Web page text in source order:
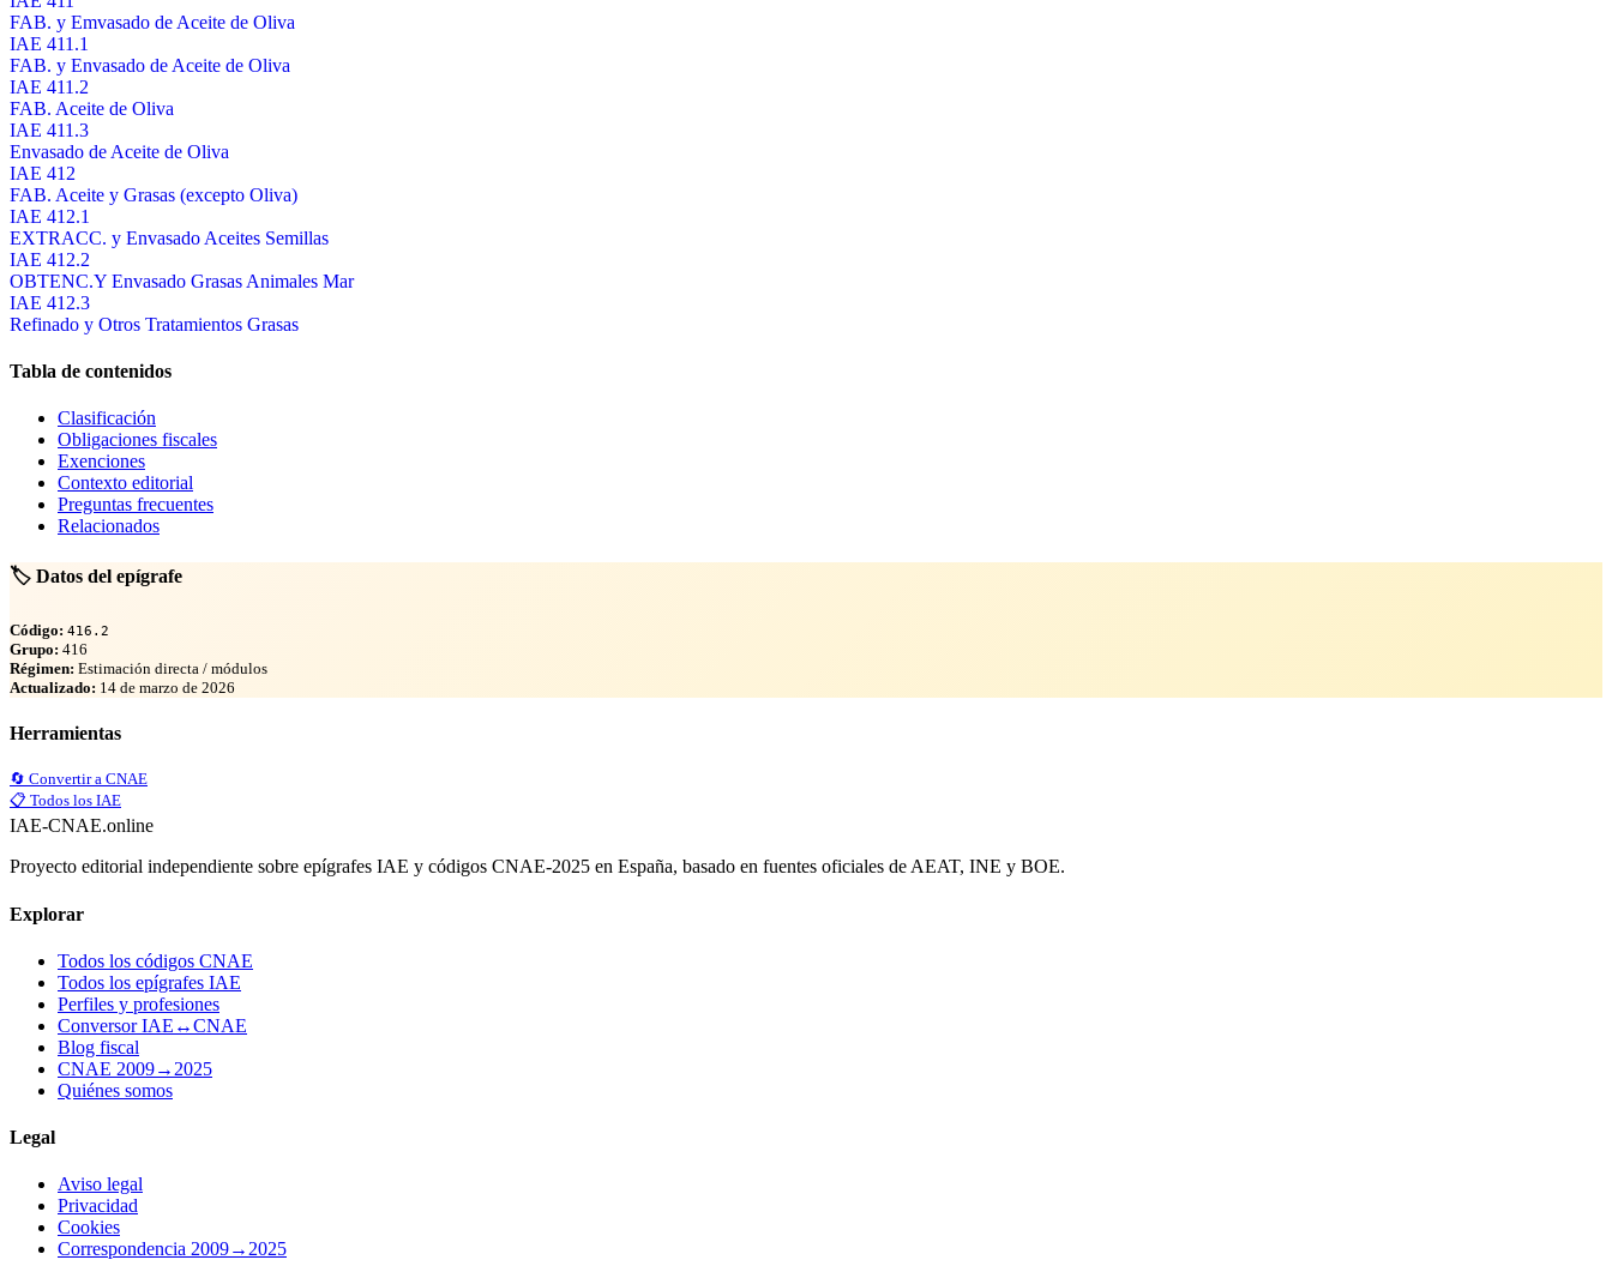
FAB. y Emvasado de Aceite de Oliva
IAE 411.1
FAB. y Envasado de Aceite de Oliva
IAE 411.2
FAB. Aceite de Oliva
IAE 411.3
Envasado de Aceite de Oliva
IAE 412
FAB. Aceite y Grasas (excepto Oliva)
IAE 412.1
EXTRACC. y Envasado Aceites Semillas
IAE 412.2
OBTENC.Y Envasado Grasas Animales Mar
IAE 412.3
Refinado y Otros Tratamientos Grasas
Tabla de contenidos
Clasificación
Obligaciones fiscales
Exenciones
Contexto editorial
Preguntas frecuentes
Relacionados
🏷️ Datos del epígrafe
Código: 416.2
Grupo: 416
Régimen: Estimación directa / módulos
Actualizado: 14 de marzo de 2026
Herramientas
🔄 Convertir a CNAE
📋 Todos los IAE
IAE-CNAE.online
Proyecto editorial independiente sobre epígrafes IAE y códigos CNAE-2025 en España, basado en fuentes oficiales de AEAT, INE y BOE.
Explorar
Todos los códigos CNAE
Todos los epígrafes IAE
Perfiles y profesiones
Conversor IAE↔CNAE
Blog fiscal
CNAE 2009→2025
Quiénes somos
Legal
Aviso legal
Privacidad
Cookies
Correspondencia 2009→2025